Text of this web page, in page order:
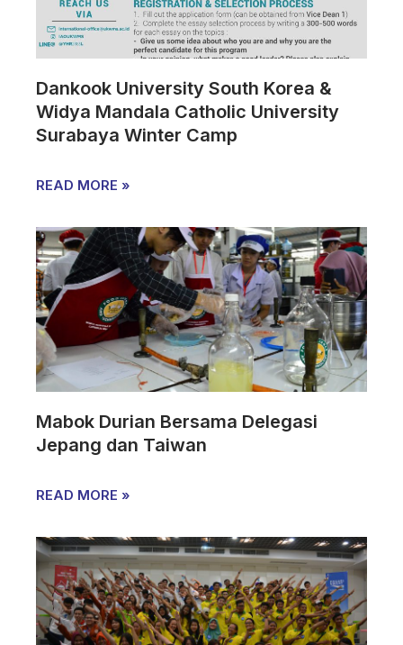
Dankook University South Korea &
Widya Mandala Catholic University
Surabaya Winter Camp
READ MORE »
Mabok Durian Bersama Delegasi
Jepang dan Taiwan
READ MORE »